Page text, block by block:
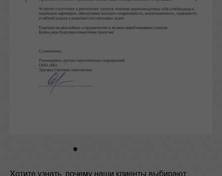
Хотите узнать, почему наши клиенты выбирают